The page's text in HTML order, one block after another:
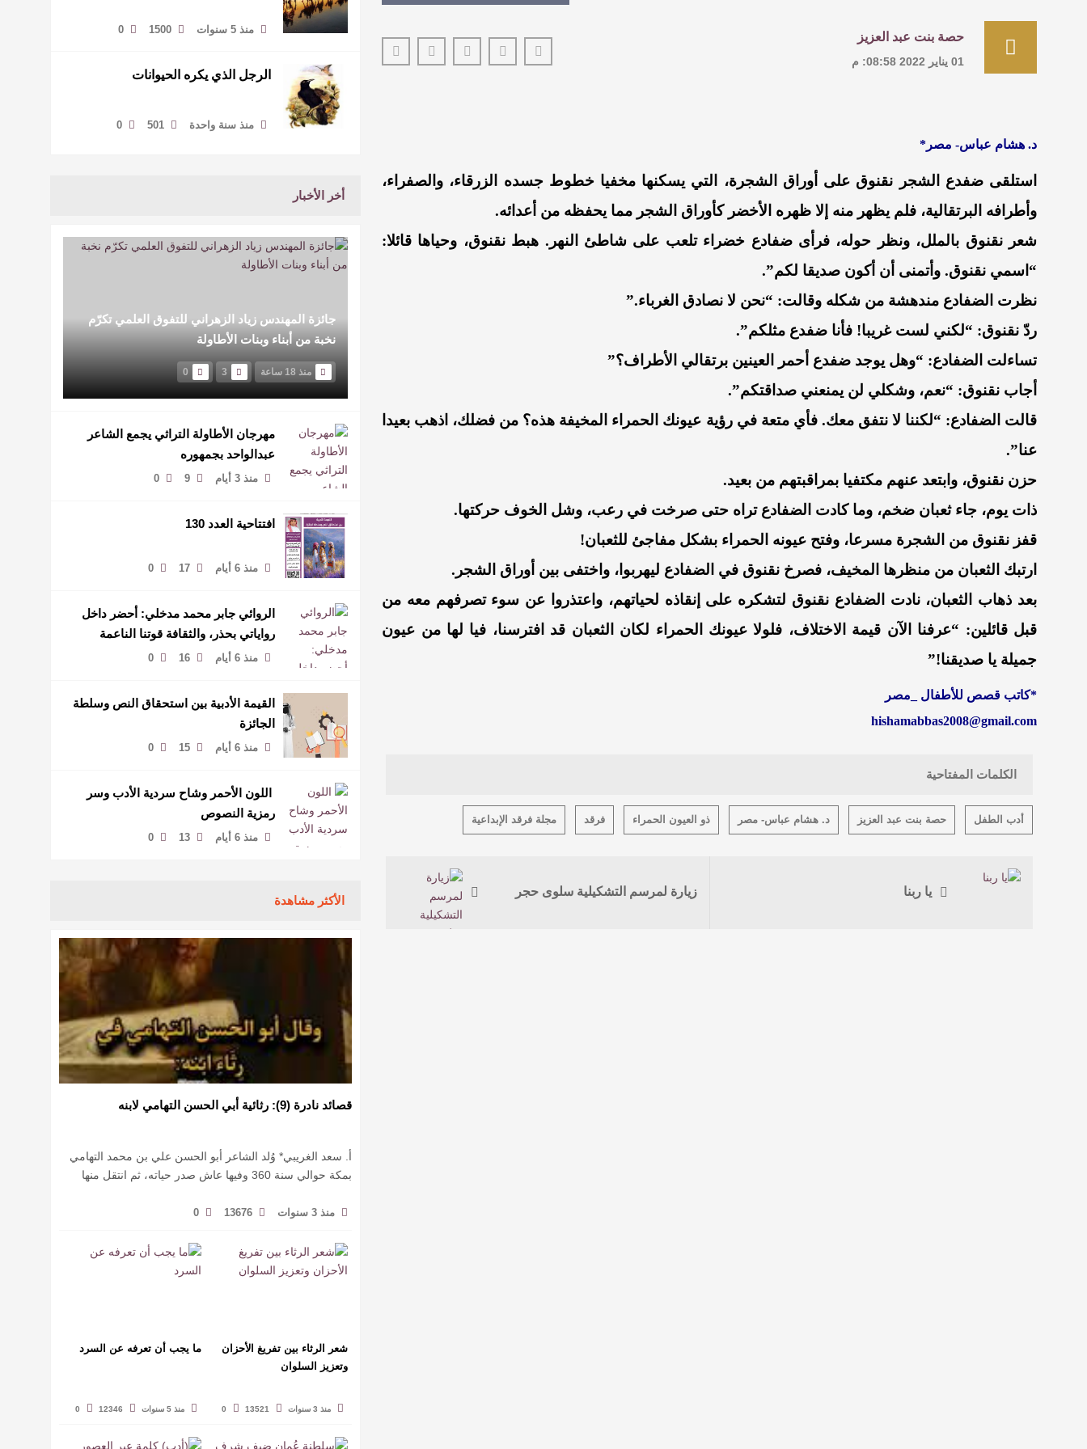
منذ 5 سنوات 1500
0
الرجل الذي يكره الحيوانات
منذ سنة واحدة 501
0
أخر الأخبار
جائزة المهندس زياد الزهراني للتفوق العلمي تكرّم
نخبة من أبناء وبنات الأطاولة
منذ 18 ساعة 3
0
مهرجان الأطاولة التراثي يجمع الشاعر
عبدالواحد بجمهوره
منذ 3 أيام 9
0
افتتاحية العدد 130
منذ 6 أيام 17
0
الروائي جابر محمد مدخلي: أحضر داخل
رواياتي بحذر، والثقافة قوتنا الناعمة
لمخاطبة العالم.
منذ 6 أيام 16
0
القيمة الأدبية بين استحقاق النص وسلطة
الجائزة
منذ 6 أيام 15
0
​ اللون الأحمر وشاح سردية الأدب وسر
رمزية النصوص
منذ 6 أيام 13
0
الأكثر مشاهدة
قصائد نادرة (9): رثائية أبي الحسن التهامي لابنه
أ. سعد الغريبي* وُلد الشاعر أبو الحسن علي بن محمد التهامي
بمكة حوالي سنة 360 وفيها عاش صدر حياته، ثم انتقل منها
منذ 3 سنوات 13676
0
شعر الرثاء بين تفريغ الأحزان
وتعزيز السلوان
منذ 3 سنوات 13521
0
ما يجب أن تعرفه عن السرد
منذ 5 سنوات 12346
0
حصة بنت عبد العزيز
01 يناير 2022 08:58: م
د. هشام عباس- مصر*
استلقى ضفدع الشجر نقنوق على أوراق الشجرة، التي يسكنها مخفيا خطوط جسده الزرقاء، والصفراء،
وأطرافه البرتقالية، فلم يظهر منه إلا ظهره الأخضر كأوراق الشجر مما يحفظه من أعدائه.
شعر نقنوق بالملل، ونظر حوله، فرأى ضفادع خضراء تلعب على شاطئ النهر. هبط نقنوق، وحياها قائلا:
“اسمي نقنوق. وأتمنى أن أكون صديقا لكم”.
نظرت الضفادع مندهشة من شكله وقالت: “نحن لا نصادق الغرباء.”
ردّ نقنوق: “لكني لست غريبا! فأنا ضفدع مثلكم”.
تساءلت الضفادع: “وهل يوجد ضفدع أحمر العينين برتقالي الأطراف؟”
أجاب نقنوق: “نعم، وشكلي لن يمنعني صداقتكم”.
قالت الضفادع: “لكننا لا نتفق معك. فأي متعة في رؤية عيونك الحمراء المخيفة هذه؟ من فضلك، اذهب بعيدا
عنا”.
حزن نقنوق، وابتعد عنهم مكتفيا بمراقبتهم من بعيد.
ذات يوم، جاء ثعبان ضخم، وما كادت الضفادع تراه حتى صرخت في رعب، وشل الخوف حركتها.
قفز نقنوق من الشجرة مسرعا، وفتح عيونه الحمراء بشكل مفاجئ للثعبان!
ارتبك الثعبان من منظرها المخيف، فصرخ نقنوق في الضفادع ليهربوا، واختفى بين أوراق الشجر.
بعد ذهاب الثعبان، نادت الضفادع نقنوق لتشكره على إنقاذه لحياتهم، واعتذروا عن سوء تصرفهم معه من
قبل قائلين: “عرفنا الآن قيمة الاختلاف، فلولا عيونك الحمراء لكان الثعبان قد افترسنا، فيا لها من عيون
جميلة يا صديقنا!”
*كاتب قصص للأطفال _مصر
hishamabbas2008@gmail.com
الكلمات المفتاحية
أدب الطفل حصة بنت عبد العزيز د. هشام عباس- مصر ذو العيون الحمراء فرقد مجلة فرقد الإبداعية
يا ربنا زيارة لمرسم التشكيلية سلوى حجر